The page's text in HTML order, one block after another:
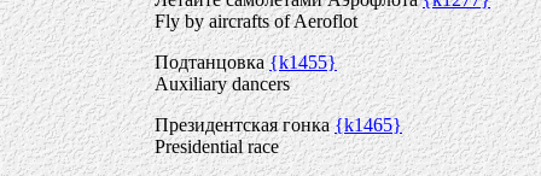
Fly by aircrafts of Aeroflot
Подтанцовка{k1455}
Auxiliary dancers
Президентская гонка{k1465}
Presidential race